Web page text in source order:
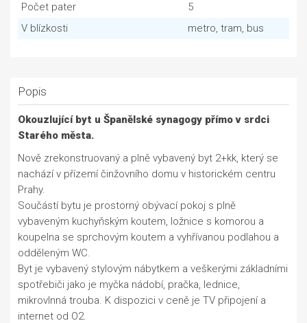
Počet pater
5
V blízkosti
metro, tram, bus
Popis
Okouzlující byt u Španělské synagogy přímo v srdci
Starého města.
Nově zrekonstruovaný a plně vybavený byt 2+kk, který se
nachází v přízemí činžovního domu v historickém centru
Prahy.
Součástí bytu je prostorný obývací pokoj s plně
vybaveným kuchyňským koutem, ložnice s komorou a
koupelna se sprchovým koutem a vyhřívanou podlahou a
odděleným WC.
Byt je vybavený stylovým nábytkem a veškerými základními
spotřebiči jako je myčka nádobí, pračka, lednice,
mikrovlnná trouba. K dispozici v ceně je TV připojení a
internet od O2.